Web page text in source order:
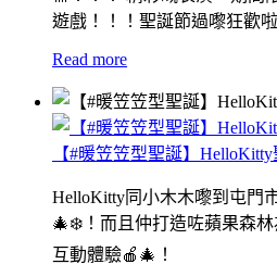
遊戲！！！聖誕節過嚟狂歡
Read more
【#暖笠笠型聖誕】
HelloKitty同小木木嚟到屯門
🎄❄️！而且仲打造咗蘋果森
互動體驗🍎🎄！